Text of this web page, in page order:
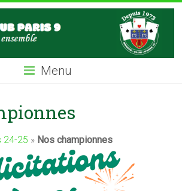
Menu
24-25 » Nos championnes